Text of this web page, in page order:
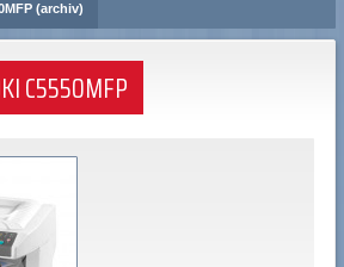
(archiv)
C5550MFP